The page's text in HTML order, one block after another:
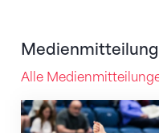
Alle
Lauren Grüniger für